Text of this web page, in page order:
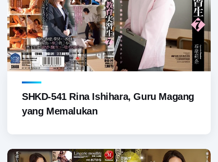
SHKD-541 Rina Ishihara, Guru Magang
yang Memalukan